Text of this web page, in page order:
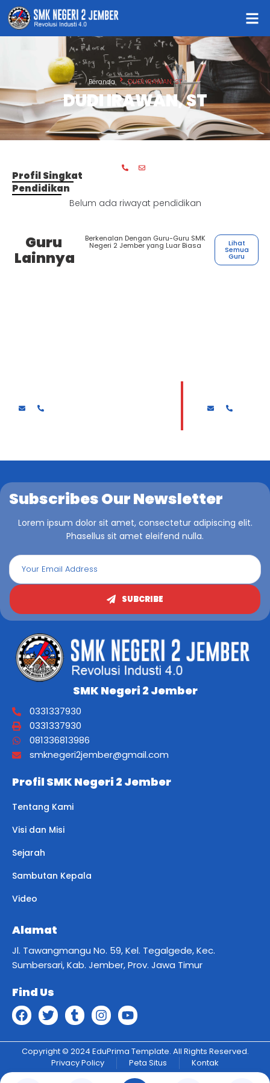
Beranda DUDI IRAWAN, ST
DUDI IRAWAN, ST
Profil Singkat
Pendidikan
Belum ada riwayat pendidikan
Guru
Lainnya
Berkenalan Dengan Guru-Guru SMK
Negeri 2 Jember yang Luar Biasa Lihat
Semua
Guru
Subscribes Our Newsletter
Lorem ipsum dolor sit amet, consectetur adipiscing elit.
Phasellus sit amet eleifend nulla.
SUBCRIBE
SMK Negeri 2 Jember
0331337930
0331337930
081336813986
smknegeri2jember@gmail.com
Profil SMK Negeri 2 Jember
Tentang Kami
Visi dan Misi
Sejarah
Sambutan Kepala
Video
Alamat
Jl. Tawangmangu No. 59, Kel. Tegalgede, Kec.
Sumbersari, Kab. Jember, Prov. Jawa Timur
Find Us
Copyright © 2024 EduPrima Template. All Rights Reserved.
Privacy Policy
Peta Situs Kontak